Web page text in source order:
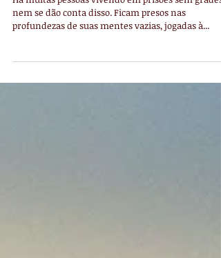
Prisões sem grades
Há muitas pessoas vivendo em prisões sem grades
profundezas de suas mentes vazias, jogadas à...